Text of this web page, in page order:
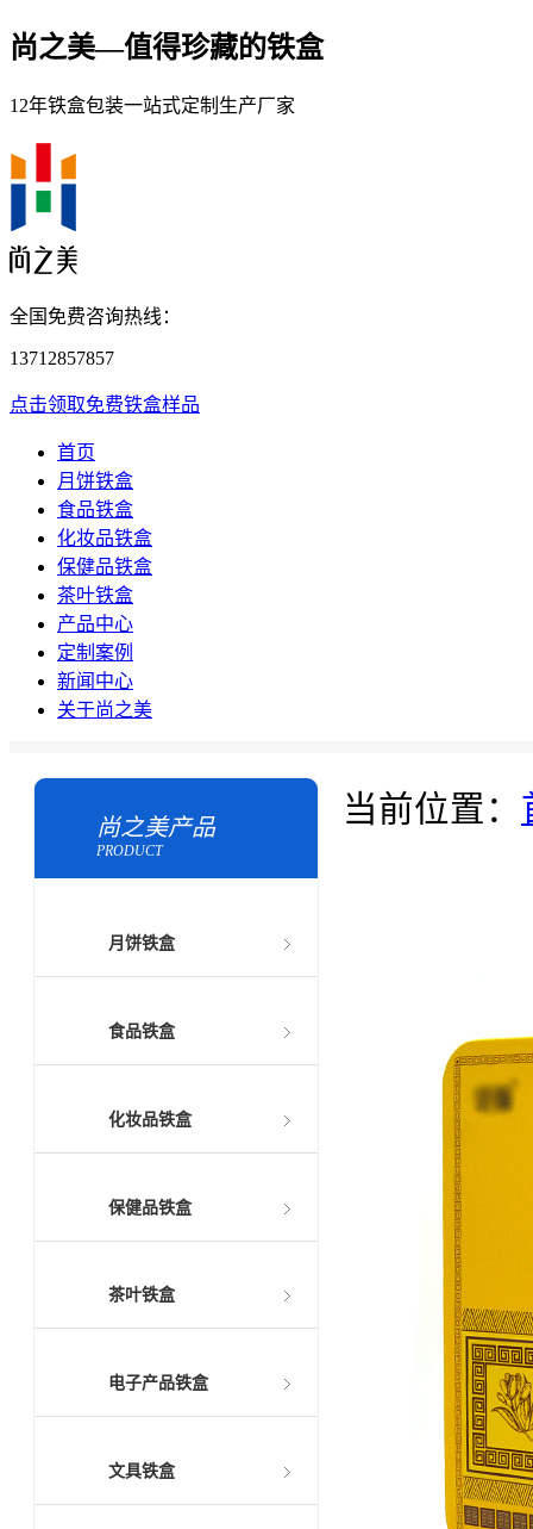
尚之美—值得珍藏的铁盒
12年铁盒包装一站式定制生产厂家
全国免费咨询热线：
13712857857
点击领取免费铁盒样品
首页
月饼铁盒
食品铁盒
化妆品铁盒
保健品铁盒
茶叶铁盒
产品中心
定制案例
新闻中心
关于尚之美
当前位置：
尚之美产品
PRODUCT
月饼铁盒
食品铁盒
化妆品铁盒
保健品铁盒
茶叶铁盒
电子产品铁盒
文具铁盒